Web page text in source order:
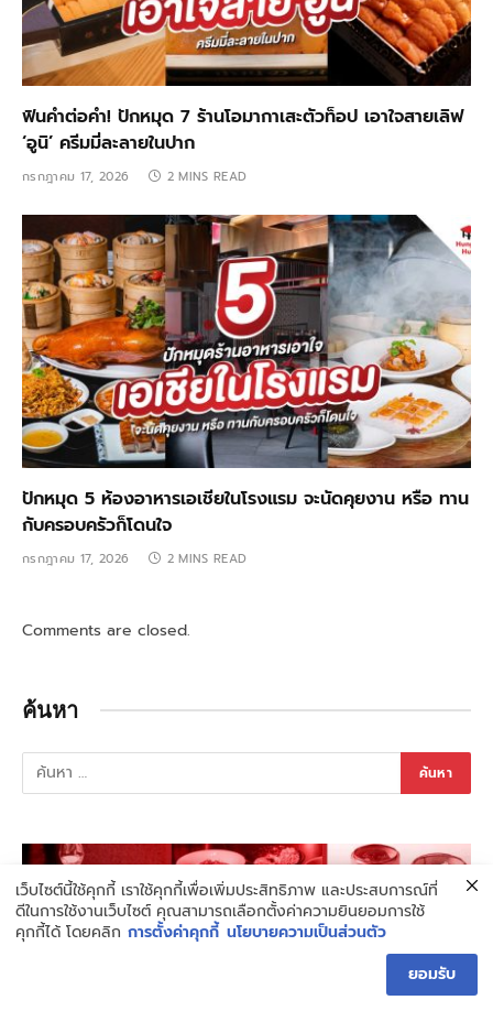
ฟินคำต่อคำ! ปักหมุด 7 ร้านโอมากาเสะตัวท็อป เอาใจสายเลิฟ
‘อูนิ’ ครีมมี่ละลายในปาก
กรกฎาคม 17, 2026 2 MINS READ
ปักหมุด 5 ห้องอาหารเอเชียในโรงแรม จะนัดคุยงาน หรือ ทาน
กับครอบครัวก็โดนใจ
กรกฎาคม 17, 2026 2 MINS READ
Comments are closed.
ค้นหา
เว็บไซต์นี้ใช้คุกกี้ เราใช้คุกกี้เพื่อเพิ่มประสิทธิภาพ และประสบการณ์ที่
ดีในการใช้งานเว็บไซต์ คุณสามารถเลือกตั้งค่าความยินยอมการใช้
คุกกี้ได้ โดยคลิก การตั้งค่าคุกกี้ นโยบายความเป็นส่วนตัว
ยอมรับ